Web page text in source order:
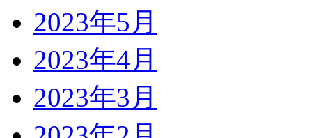
2023年5月
2023年4月
2023年3月